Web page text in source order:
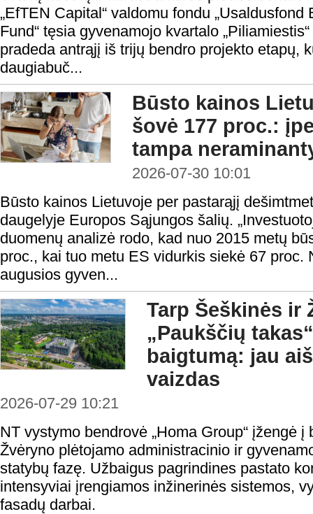
„EfTEN Capital“ valdomu fondu
Fund“ tęsia gyvenamojo kvartalo
pradeda antrąjį iš trijų bendro projekto etapų,
daugiabuč...
Būsto kainos
šovė 177 proc.:
tampa
2026-07-30 10:01
Būsto kainos Lietuvoje per pastarąjį
daugelyje Europos Sąjungos šalių.
duomenų analizė rodo, kad nuo 2015 metų
proc., kai tuo metu ES vidurkis siekė 67 proc.
augusios gyven...
Tarp Šeškinės ir
„Paukščių
baigtumą: jau
vaizdas
2026-07-29 10:21
NT vystymo bendrovė „Homa Group“ įžengė
Žvėryno plėtojamo administracinio ir
statybų fazę. Užbaigus pagrindines pastato
intensyviai įrengiamos inžinerinės sistemos,
fasadų darbai.